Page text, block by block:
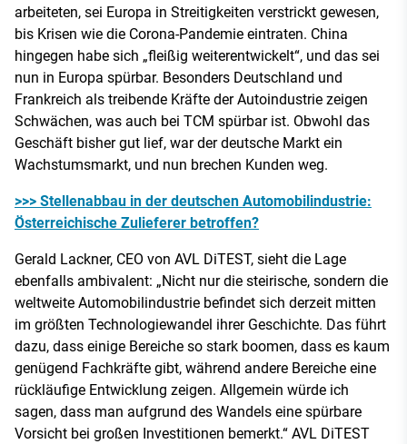
arbeiteten, sei Europa in Streitigkeiten verstrickt gewesen,
bis Krisen wie die Corona-Pandemie eintraten. China
hingegen habe sich „fleißig weiterentwickelt“, und das sei
nun in Europa spürbar. Besonders Deutschland und
Frankreich als treibende Kräfte der Autoindustrie zeigen
Schwächen, was auch bei TCM spürbar ist. Obwohl das
Geschäft bisher gut lief, war der deutsche Markt ein
Wachstumsmarkt, und nun brechen Kunden weg.
>>> Stellenabbau in der deutschen Automobilindustrie:
Österreichische Zulieferer betroffen?
Gerald Lackner, CEO von AVL DiTEST, sieht die Lage
ebenfalls ambivalent: „Nicht nur die steirische, sondern die
weltweite Automobilindustrie befindet sich derzeit mitten
im größten Technologiewandel ihrer Geschichte. Das führt
dazu, dass einige Bereiche so stark boomen, dass es kaum
genügend Fachkräfte gibt, während andere Bereiche eine
rückläufige Entwicklung zeigen. Allgemein würde ich
sagen, dass man aufgrund des Wandels eine spürbare
Vorsicht bei großen Investitionen bemerkt.“ AVL DiTEST